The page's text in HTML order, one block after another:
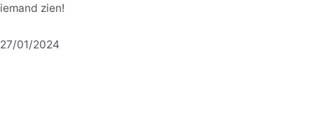
iemand zien!
27/01/2024